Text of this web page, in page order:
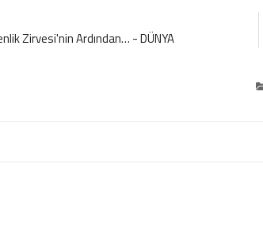
Zirvesi'nin Ardından… - DÜNYA